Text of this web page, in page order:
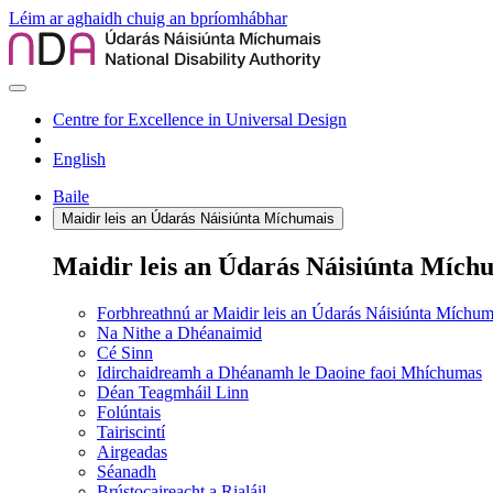
Léim ar aghaidh chuig an bpríomhábhar
Centre for Excellence in Universal Design
English
Baile
Maidir leis an Údarás Náisiúnta Míchumais
Maidir leis an Údarás Náisiúnta
Forbhreathnú ar Maidir leis an Údarás Náisiúnta
Na Nithe a Dhéanaimid
Cé Sinn
Idirchaidreamh a Dhéanamh le Daoine faoi Mhíchumas
Déan Teagmháil Linn
Folúntais
Tairiscintí
Airgeadas
Séanadh